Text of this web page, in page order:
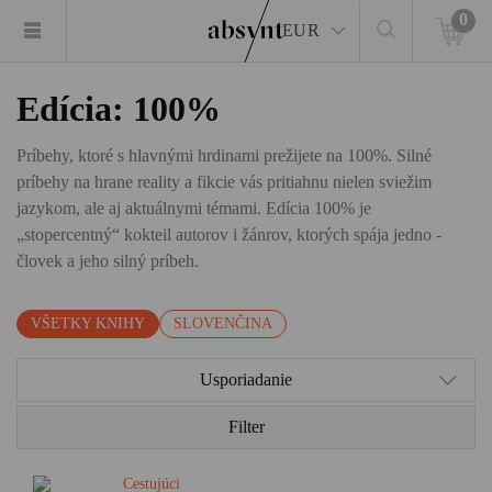
EUR
0
Edícia: 100%
Príbehy, ktoré s hlavnými hrdinami prežijete na 100%. Silné
príbehy na hrane reality a fikcie vás pritiahnu nielen sviežim
jazykom, ale aj aktuálnymi témami. Edícia 100% je
„stopercentný“ kokteil autorov i žánrov, ktorých spája jedno -
človek a jeho silný príbeh.
VŠETKY KNIHY SLOVENČINA
Usporiadanie
Filter